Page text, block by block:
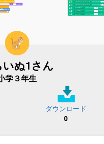
いぬ1さん
学３年生
ダウンロード
0